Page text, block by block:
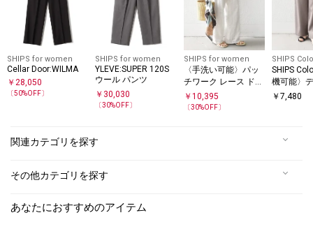
SHIPS for women
Cellar Door:WILMA
￥ 28,050
〔50%OFF〕
SHIPS for women
YLEVE:SUPER 120S
ウール パンツ
￥ 30,030
〔30%OFF〕
SHIPS for women
〈手洗い可能〉パッ
チワーク レース ドロ
スト パンツ
￥ 10,395
〔30%OFF〕
SHIPS
SHIPS
機可能〉
ス ベイカ
￥7,480
関連カテゴリを探す
その他カテゴリを探す
あなたにおすすめのアイテム